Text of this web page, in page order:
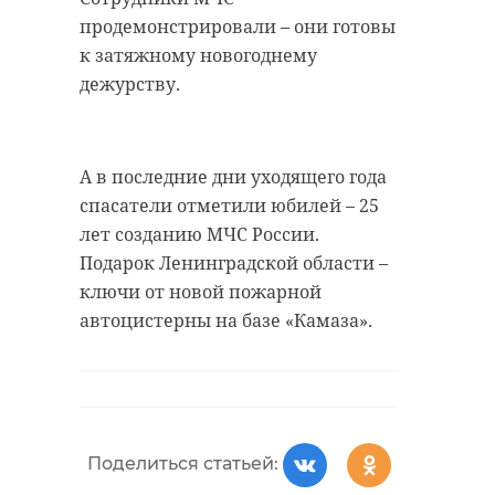
продемонстрировали – они готовы
к затяжному новогоднему
дежурству.
А в последние дни уходящего года
спасатели отметили юбилей – 25
лет созданию МЧС России.
Подарок Ленинградской области –
ключи от новой пожарной
автоцистерны на базе «Камаза».
Поделиться статьей:
удастся узнать, какой была жизнь
Анны Беквор и других бельгийцев
в Сосновом Бору.
Поделиться статьей:
реконструкция
каменка
Поделиться статьей: